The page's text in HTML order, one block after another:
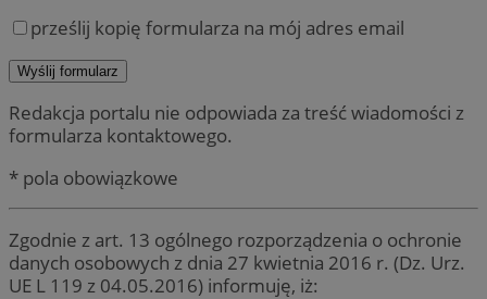
prześlij kopię formularza na mój adres email
Redakcja portalu nie odpowiada za treść wiadomości z
formularza kontaktowego.
* pola obowiązkowe
Zgodnie z art. 13 ogólnego rozporządzenia o ochronie
danych osobowych z dnia 27 kwietnia 2016 r. (Dz. Urz.
UE L 119 z 04.05.2016) informuję, iż: